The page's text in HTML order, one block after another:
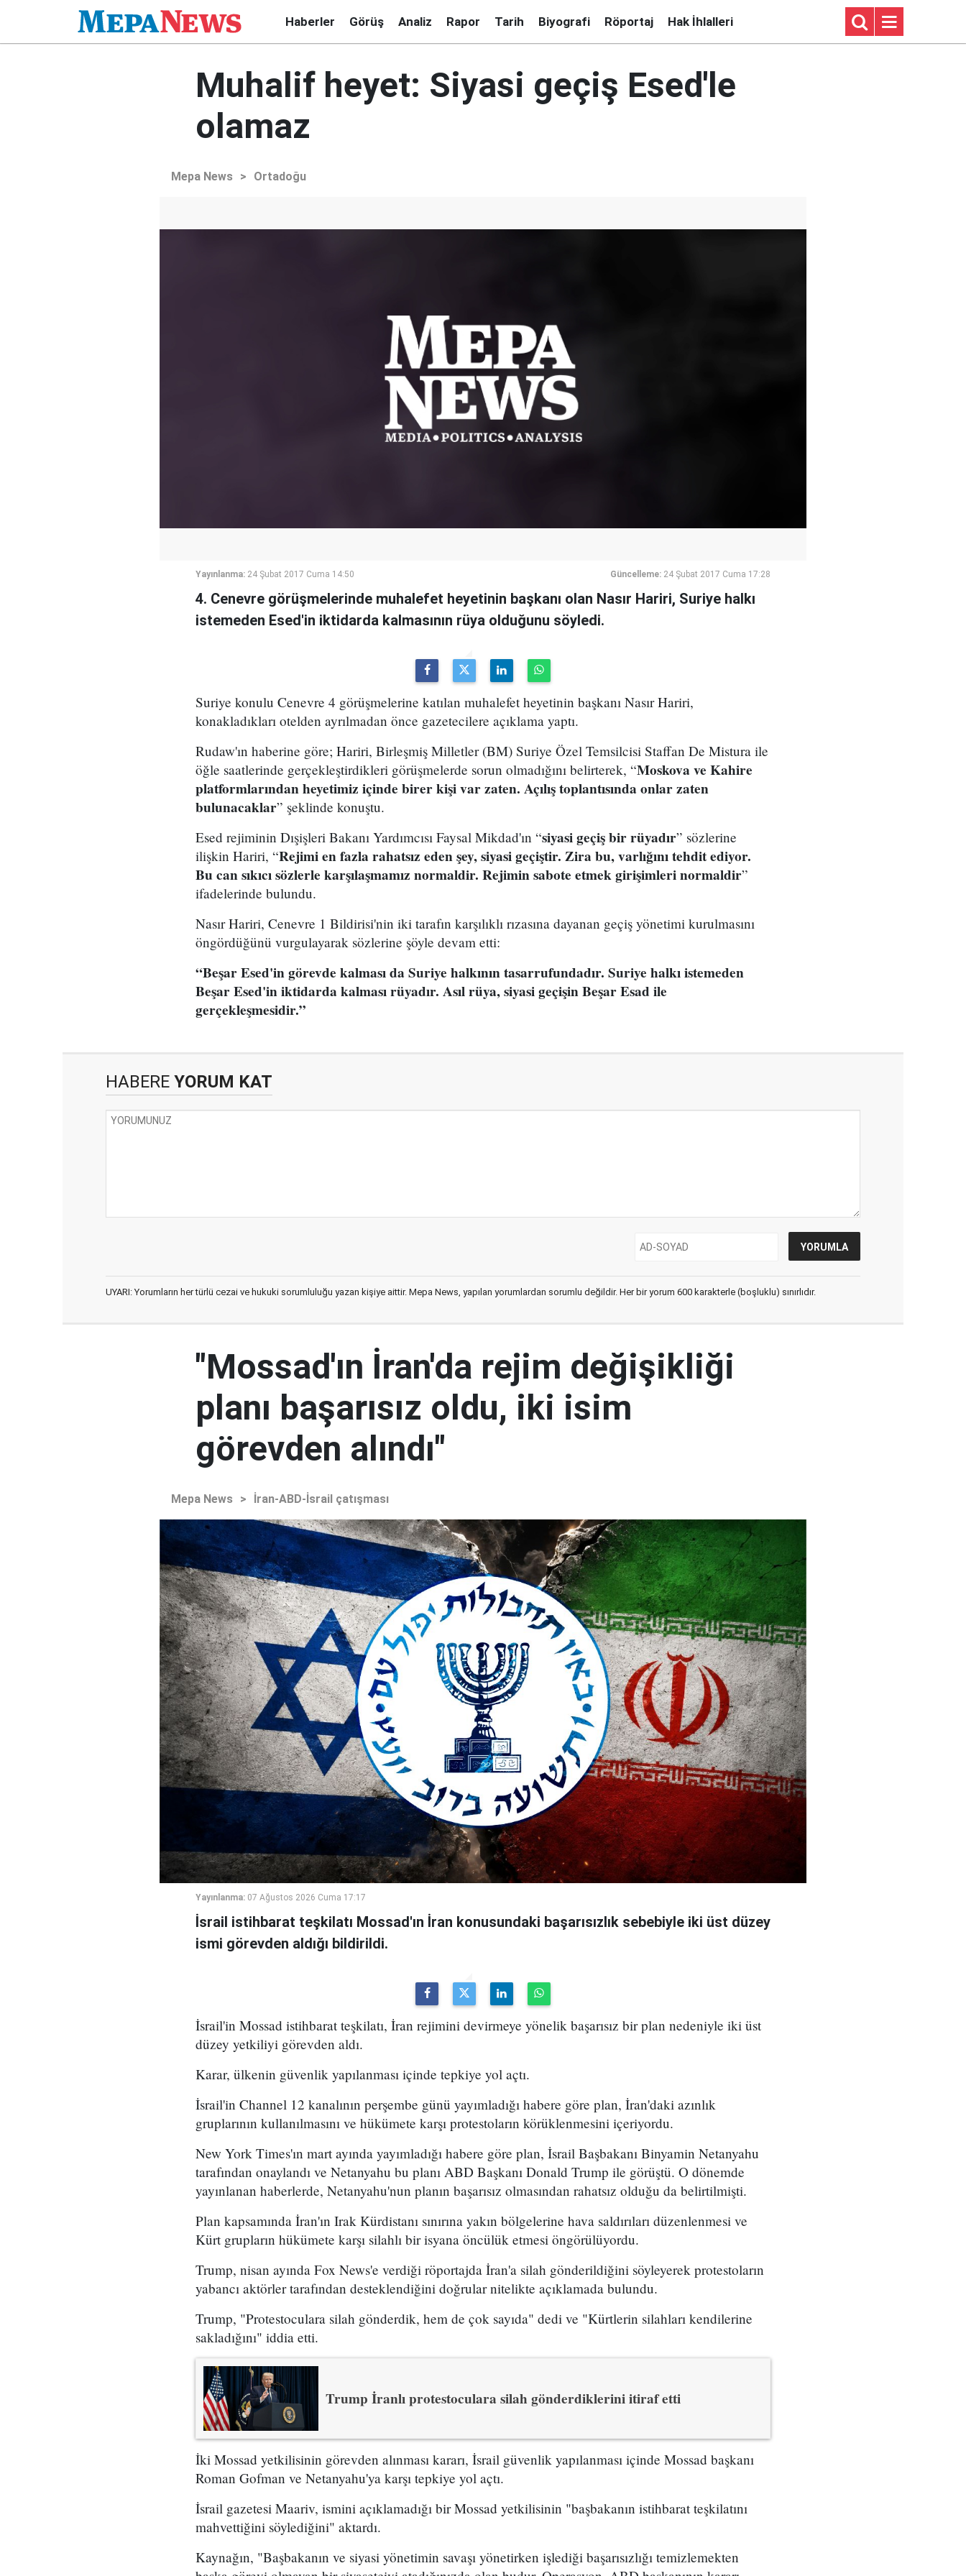
Haberler Görüş Analiz Rapor Tarih Biyografi Röportaj Hak İhlalleri
Muhalif heyet: Siyasi geçiş Esed'le
olamaz
Mepa News > Ortadoğu
Yayınlanma: 24 Şubat 2017 Cuma 14:50 Güncelleme: 24 Şubat 2017 Cuma 17:28
4. Cenevre görüşmelerinde muhalefet heyetinin başkanı olan Nasır Hariri, Suriye halkı
istemeden Esed'in iktidarda kalmasının rüya olduğunu söyledi.
Suriye konulu Cenevre 4 görüşmelerine katılan muhalefet heyetinin başkanı Nasır Hariri,
konakladıkları otelden ayrılmadan önce gazetecilere açıklama yaptı.
Rudaw'ın haberine göre; Hariri, Birleşmiş Milletler (BM) Suriye Özel Temsilcisi Staffan De Mistura ile
öğle saatlerinde gerçekleştirdikleri görüşmelerde sorun olmadığını belirterek, “Moskova ve Kahire
platformlarından heyetimiz içinde birer kişi var zaten. Açılış toplantısında onlar zaten
bulunacaklar” şeklinde konuştu.
Esed rejiminin Dışişleri Bakanı Yardımcısı Faysal Mikdad'ın “siyasi geçiş bir rüyadır” sözlerine
ilişkin Hariri, “Rejimi en fazla rahatsız eden şey, siyasi geçiştir. Zira bu, varlığını tehdit ediyor.
Bu can sıkıcı sözlerle karşılaşmamız normaldir. Rejimin sabote etmek girişimleri normaldir”
ifadelerinde bulundu.
Nasır Hariri, Cenevre 1 Bildirisi'nin iki tarafın karşılıklı rızasına dayanan geçiş yönetimi kurulmasını
öngördüğünü vurgulayarak sözlerine şöyle devam etti:
“Beşar Esed'in görevde kalması da Suriye halkının tasarrufundadır. Suriye halkı istemeden
Beşar Esed'in iktidarda kalması rüyadır. Asıl rüya, siyasi geçişin Beşar Esad ile
gerçekleşmesidir.”
HABERE YORUM KAT
UYARI: Yorumların her türlü cezai ve hukuki sorumluluğu yazan kişiye aittir. Mepa News, yapılan yorumlardan sorumlu değildir. Her bir yorum 600 karakterle (boşluklu) sınırlıdır.
"Mossad'ın İran'da rejim değişikliği
planı başarısız oldu, iki isim
görevden alındı"
Mepa News > İran-ABD-İsrail çatışması
Yayınlanma: 07 Ağustos 2026 Cuma 17:17
İsrail istihbarat teşkilatı Mossad'ın İran konusundaki başarısızlık sebebiyle iki üst düzey
ismi görevden aldığı bildirildi.
İsrail'in Mossad istihbarat teşkilatı, İran rejimini devirmeye yönelik başarısız bir plan nedeniyle iki üst
düzey yetkiliyi görevden aldı.
Karar, ülkenin güvenlik yapılanması içinde tepkiye yol açtı.
İsrail'in Channel 12 kanalının perşembe günü yayımladığı habere göre plan, İran'daki azınlık
gruplarının kullanılmasını ve hükümete karşı protestoların körüklenmesini içeriyordu.
New York Times'ın mart ayında yayımladığı habere göre plan, İsrail Başbakanı Binyamin Netanyahu
tarafından onaylandı ve Netanyahu bu planı ABD Başkanı Donald Trump ile görüştü. O dönemde
yayınlanan haberlerde, Netanyahu'nun planın başarısız olmasından rahatsız olduğu da belirtilmişti.
Plan kapsamında İran'ın Irak Kürdistanı sınırına yakın bölgelerine hava saldırıları düzenlenmesi ve
Kürt grupların hükümete karşı silahlı bir isyana öncülük etmesi öngörülüyordu.
Trump, nisan ayında Fox News'e verdiği röportajda İran'a silah gönderildiğini söyleyerek protestoların
yabancı aktörler tarafından desteklendiğini doğrular nitelikte açıklamada bulundu.
Trump, "Protestoculara silah gönderdik, hem de çok sayıda" dedi ve "Kürtlerin silahları kendilerine
sakladığını" iddia etti.
Trump İranlı protestoculara silah gönderdiklerini itiraf etti
İki Mossad yetkilisinin görevden alınması kararı, İsrail güvenlik yapılanması içinde Mossad başkanı
Roman Gofman ve Netanyahu'ya karşı tepkiye yol açtı.
İsrail gazetesi Maariv, ismini açıklamadığı bir Mossad yetkilisinin "başbakanın istihbarat teşkilatını
mahvettiğini söylediğini" aktardı.
Kaynağın, "Başbakanın ve siyasi yönetimin savaşı yönetirken işlediği başarısızlığı temizlemekten